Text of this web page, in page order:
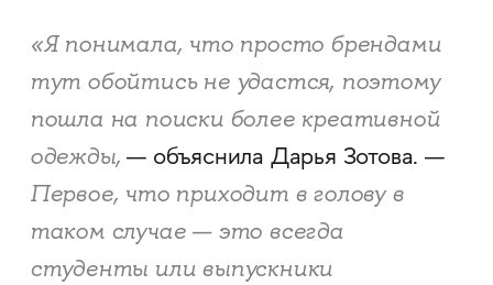
«Я понимала, что просто брендами
тут обойтись не удастся, поэтому
пошла на поиски более креативной
одежды,— объяснила Дарья Зотова. —
Первое, что приходит в голову в
таком случае — это всегда
студенты или выпускники